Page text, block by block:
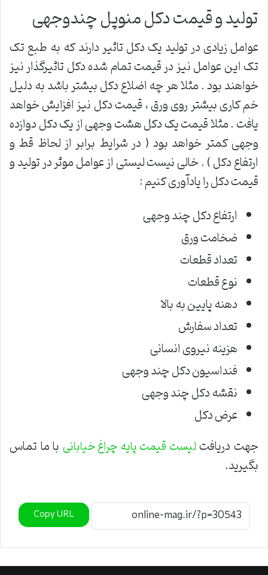
تولید و قیمت دکل منوپل چندوجهی
عوامل زیادی در تولید یک دکل تاثیر دارند که به طبع تک
تک این عوامل نیز در قیمت تمام شده دکل تاثیرگذار نیز
خواهند بود . مثلا هر چه اضلاع دکل بیشتر باشد به دلیل
خم کاری بیشتر روی ورق ، قیمت دکل نیز افزایش خواهد
یافت . مثلا قیمت یک دکل هشت وجهی از یک دکل دوازده
وجهی کمتر خواهد بود ( در شرایط برابر از لحاظ قط و
ارتفاع دکل ) . خالی نیست لیستی از عوامل موثر در تولید و
قیمت دکل را یادآوری کنیم :
ارتفاع دکل چند وجهی
ضخامت ورق
تعداد قطعات
نوع قطعات
دهنه پایین به بالا
تعداد سفارش
هزینه نیروی انسانی
فنداسیون دکل چند وجهی
نقشه دکل چند وجهی
عرض دکل
جهت دریافتلیست قیمت پایه چراغ خیابانی با ما تماس
بگیرید.
Copy URL